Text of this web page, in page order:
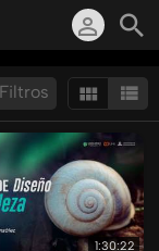
Filtros
Pág.:
1:30:22